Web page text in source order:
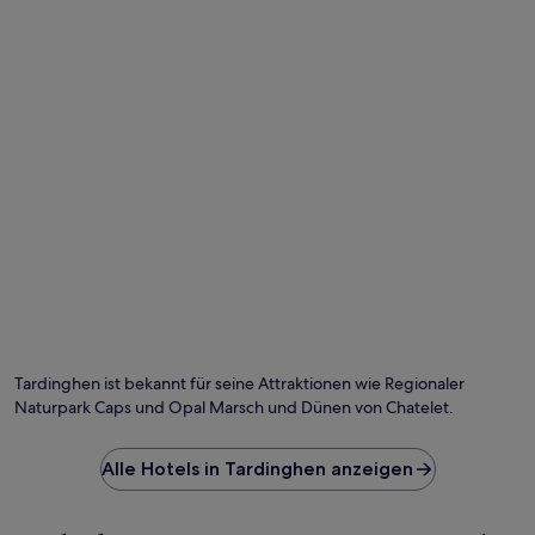
Tardinghen ist bekannt für seine Attraktionen wie Regionaler
Naturpark Caps und Opal Marsch und Dünen von Chatelet.
Alle Hotels in Tardinghen anzeigen